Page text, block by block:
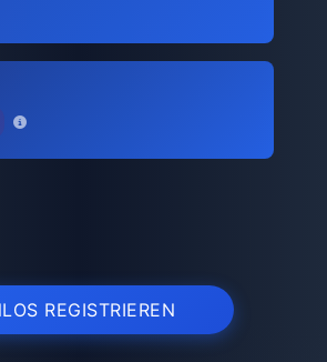
REGISTRIEREN